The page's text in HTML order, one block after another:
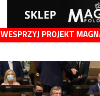
WESPRZYJ PROJEKT